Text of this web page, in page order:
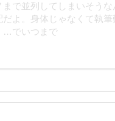
で並列してしまいそうな
よ。身体じゃなくて執筆
…でいつまで